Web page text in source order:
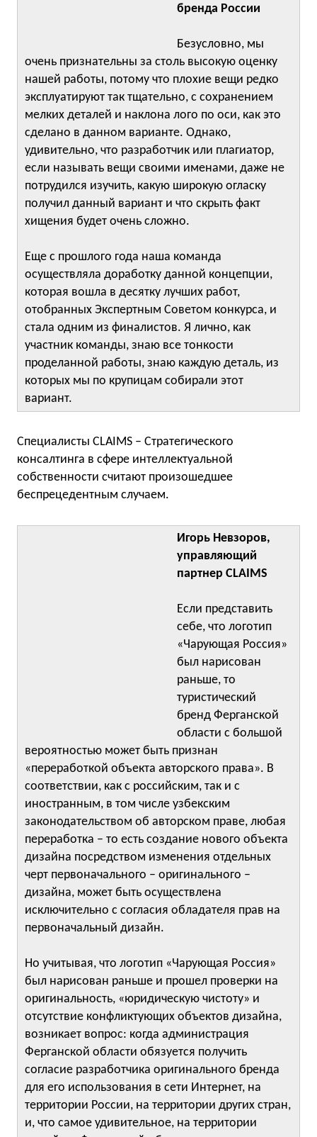
бренда России
Безусловно, мы
очень признательны за столь высокую оценку
нашей работы, потому что плохие вещи редко
эксплуатируют так тщательно, с сохранением
мелких деталей и наклона лого по оси, как это
сделано в данном варианте. Однако,
удивительно, что разработчик или плагиатор,
если называть вещи своими именами, даже не
потрудился изучить, какую широкую огласку
получил данный вариант и что скрыть факт
хищения будет очень сложно.
Еще с прошлого года наша команда
осуществляла доработку данной концепции,
которая вошла в десятку лучших работ,
отобранных Экспертным Советом конкурса, и
стала одним из финалистов. Я лично, как
участник команды, знаю все тонкости
проделанной работы, знаю каждую деталь, из
которых мы по крупицам собирали этот
вариант.
Специалисты CLAIMS – Стратегического
консалтинга в сфере интеллектуальной
собственности считают произошедшее
беспрецедентным случаем.
Игорь Невзоров,
управляющий
партнер CLAIMS
Если представить
себе, что логотип
«Чарующая Россия»
был нарисован
раньше, то
туристический
бренд Ферганской
области с большой
вероятностью может быть признан
«переработкой объекта авторского права». В
соответствии, как с российским, так и с
иностранным, в том числе узбекским
законодательством об авторском праве, любая
переработка – то есть создание нового объекта
дизайна посредством изменения отдельных
черт первоначального – оригинального –
дизайна, может быть осуществлена
исключительно с согласия обладателя прав на
первоначальный дизайн.
Но учитывая, что логотип «Чарующая Россия»
был нарисован раньше и прошел проверки на
оригинальность, «юридическую чистоту» и
отсутствие конфликтующих объектов дизайна,
возникает вопрос: когда администрация
Ферганской области обязуется получить
согласие разработчика оригинального бренда
для его использования в сети Интернет, на
территории России, на территории других стран,
и, что самое удивительное, на территории